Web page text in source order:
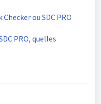
ou SDC PRO
PRO, quelles